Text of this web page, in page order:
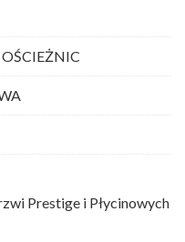
Prestige i Płycinowych